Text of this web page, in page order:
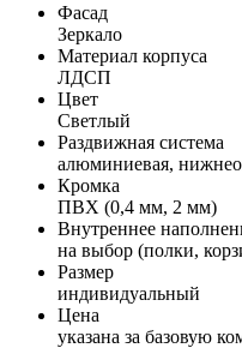
Фасад
Зеркало
Материал корпуса
ЛДСП
Цвет
Светлый
Раздвижная система
алюминиевая,
Кромка
ПВХ (0,4 мм, 2 мм)
Внутреннее
на выбор (полки,
Размер
индивидуальный
Цена
указана за базовую